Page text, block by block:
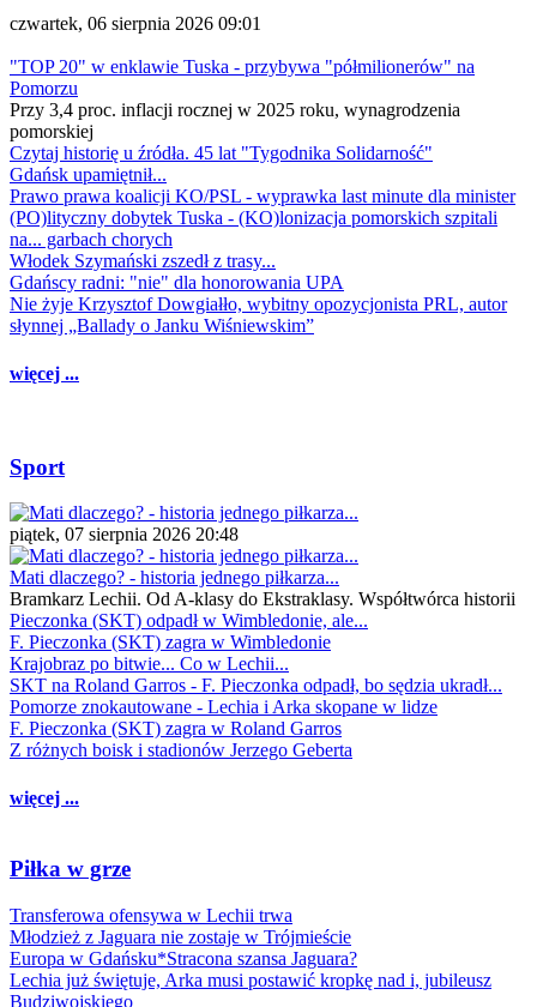
czwartek, 06 sierpnia 2026 09:01
"TOP 20" w enklawie Tuska - przybywa "półmilionerów" na
Pomorzu
Przy 3,4 proc. inflacji rocznej w 2025 roku, wynagrodzenia
pomorskiej
Czytaj historię u źródła. 45 lat "Tygodnika Solidarność"
Gdańsk upamiętnił...
Prawo prawa koalicji KO/PSL - wyprawka last minute dla minister
(PO)lityczny dobytek Tuska - (KO)lonizacja pomorskich szpitali
na... garbach chorych
Włodek Szymański zszedł z trasy...
Gdańscy radni: "nie" dla honorowania UPA
Nie żyje Krzysztof Dowgiałło, wybitny opozycjonista PRL, autor
słynnej „Ballady o Janku Wiśniewskim”
więcej ...
Sport
piątek, 07 sierpnia 2026 20:48
Mati dlaczego? - historia jednego piłkarza...
Bramkarz Lechii. Od A-klasy do Ekstraklasy. Współtwórca historii
Pieczonka (SKT) odpadł w Wimbledonie, ale...
F. Pieczonka (SKT) zagra w Wimbledonie
Krajobraz po bitwie... Co w Lechii...
SKT na Roland Garros - F. Pieczonka odpadł, bo sędzia ukradł...
Pomorze znokautowane - Lechia i Arka skopane w lidze
F. Pieczonka (SKT) zagra w Roland Garros
Z różnych boisk i stadionów Jerzego Geberta
więcej ...
Piłka w grze
Transferowa ofensywa w Lechii trwa
Młodzież z Jaguara nie zostaje w Trójmieście
Europa w Gdańsku*Stracona szansa Jaguara?
Lechia już świętuje, Arka musi postawić kropkę nad i, jubileusz
Budziwojskiego